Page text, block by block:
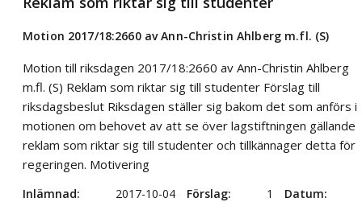
Motion 2017/18:2660 av Ann-Christin Ahlberg m.fl. (S)
Motion till riksdagen 2017/18:2660 av Ann-Christin Ahlberg
m.fl. (S) Reklam som riktar sig till studenter Förslag till
riksdagsbeslut Riksdagen ställer sig bakom det som anförs i
motionen om behovet av att se över lagstiftningen gällande
reklam som riktar sig till studenter och tillkännager detta för
regeringen. Motivering
Inlämnad 2017-10-04 Förslag 1
Datum